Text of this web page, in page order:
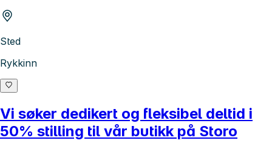
Sted
Rykkinn
Vi søker dedikert og fleksibel deltid i
50% stilling til vår butikk på Storo